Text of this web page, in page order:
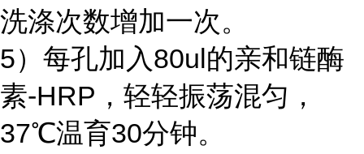
洗涤次数增加一次。
5）每孔加入80ul的亲和链酶
素-HRP，轻轻振荡混匀，
37℃温育30分钟。